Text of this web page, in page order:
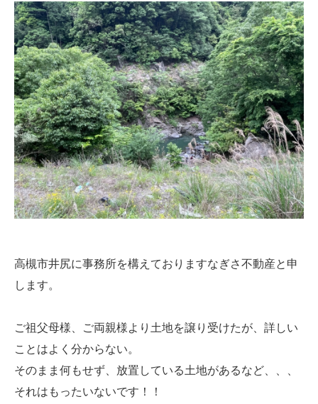
高槻市井尻に事務所を構えておりますなぎさ不動産と申
します。
ご祖父母様、ご両親様より土地を譲り受けたが、詳しい
ことはよく分からない。
そのまま何もせず、放置している土地があるなど、、、
それはもったいないです！！